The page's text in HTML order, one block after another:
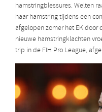
hamstringblessures. Welten
haar hamstring tijdens een
afgelopen zomer het EK
nieuwe hamstringklachten
trip in de FIH Pro League,